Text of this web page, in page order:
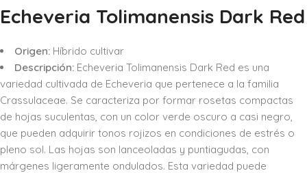
Echeveria Tolimanensis Dark Red
Origen: Híbrido cultivar
Descripción: Echeveria Tolimanensis Dark Red es una
variedad cultivada de Echeveria que pertenece a la familia
Crassulaceae. Se caracteriza por formar rosetas compactas
de hojas suculentas, con un color verde oscuro a casi negro,
que pueden adquirir tonos rojizos en condiciones de estrés o
pleno sol. Las hojas son lanceoladas y puntiagudas, con
márgenes ligeramente ondulados. Esta variedad puede